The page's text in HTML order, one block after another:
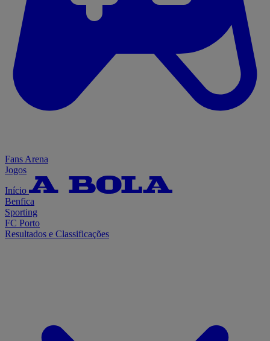
Fans Arena
Jogos
Início
Benfica
Sporting
FC Porto
Resultados e Classificações